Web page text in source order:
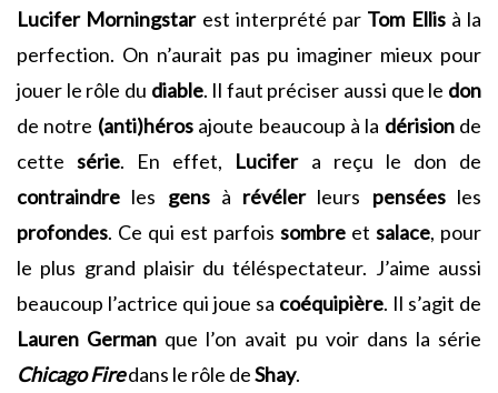
Lucifer Morningstarest interprété par Tom Ellisà la
perfection. On n’aurait pas pu imaginer mieux pour
jouer le rôle du diable. Il faut préciser aussi que le don
de notre (anti)hérosajoute beaucoup à la dérisionde
cettesérie. En effet, Lucifera reçu le don de
contraindre les gensà révélerleurs penséesles
profondes. Ce qui est parfois sombre et salace, pour
le plus grand plaisir du téléspectateur. J’aime aussi
beaucoup l’actrice qui joue sa coéquipière. Il s’agit de
Lauren German que l’on avait pu voir dans la série
Chicago Firedans le rôle deShay.